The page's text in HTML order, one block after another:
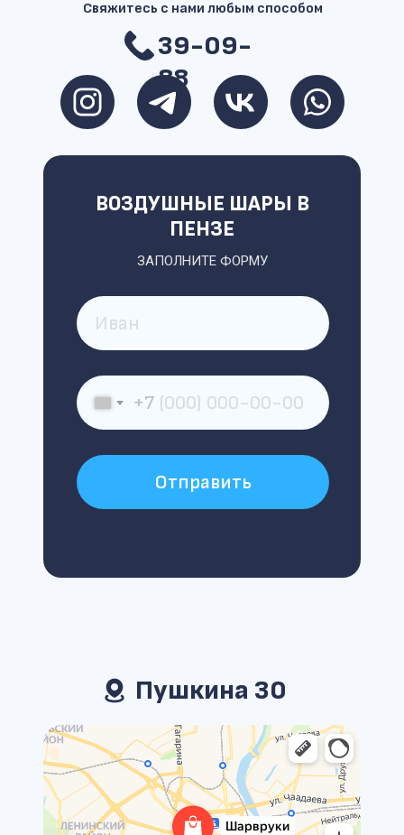
39-09-
88
Пушкина 30
ЗАПОЛНИТЕ ФОРМУ
ВОЗДУШНЫЕ ШАРЫ В
ПЕНЗЕ
+7
Отправить
Свяжитесь с нами любым способом